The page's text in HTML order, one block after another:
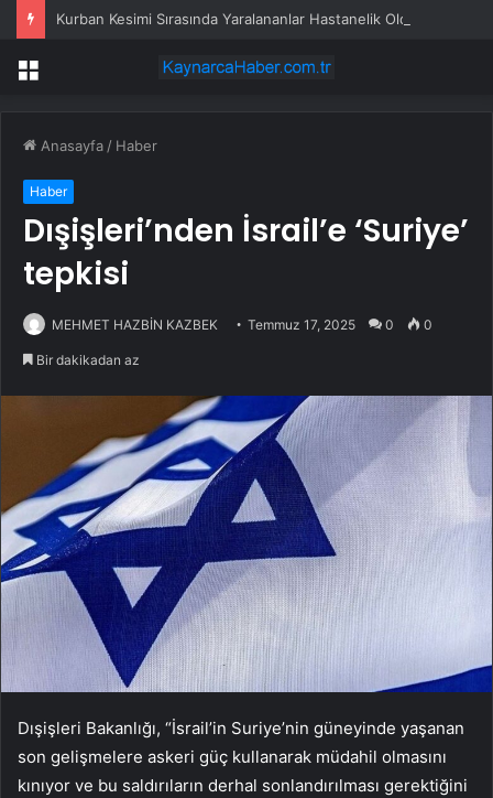
Kurban Kesimi Sırasında Yaralananlar Hastanelik Oldu
Menü
Anasayfa / Haber
Haber
Dışişleri’nden İsrail’e ‘Suriye’
tepkisi
MEHMET HAZBİN KAZBEK Temmuz 17, 2025 0 0
Bir dakikadan az
Dışişleri Bakanlığı, “İsrail’in Suriye’nin güneyinde yaşanan
son gelişmelere askeri güç kullanarak müdahil olmasını
kınıyor ve bu saldırıların derhal sonlandırılması gerektiğini